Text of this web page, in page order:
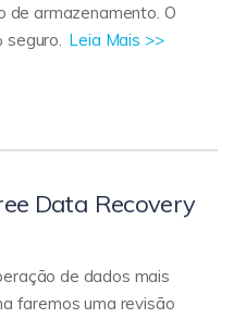
de armazenamento. O
Leia Mais >>
Data Recovery
de dados mais
faremos uma revisão